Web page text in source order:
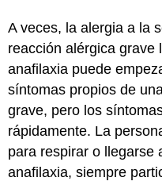
A veces, la alergia a la
reacción alérgica grave
anafilaxia puede
síntomas propios de
grave, pero los
rápidamente. La
para respirar o llegarse
anafilaxia, siempre